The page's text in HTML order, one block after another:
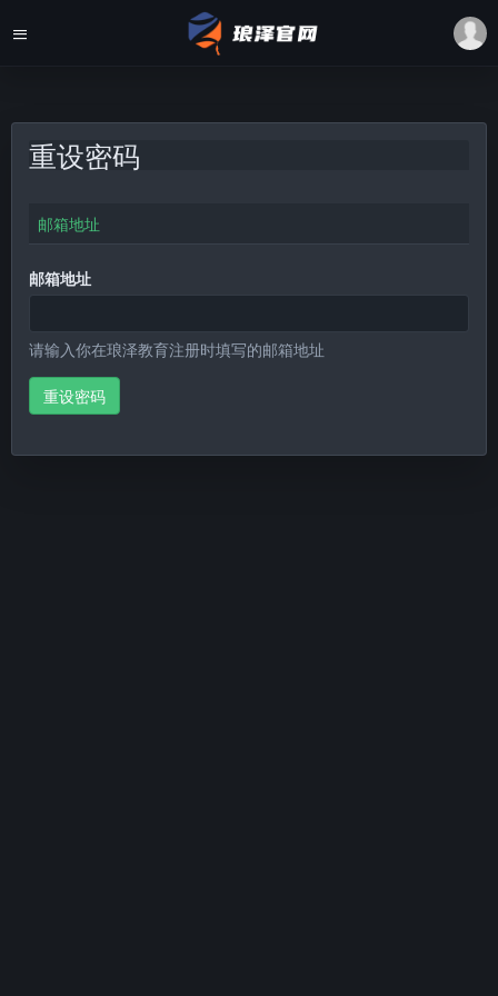
重设密码
邮箱地址
邮箱地址
请输入你在琅泽教育注册时填写的邮箱地址
重设密码